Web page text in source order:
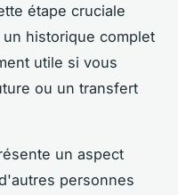
étape cruciale
historique complet
utile si vous
ou un transfert
un aspect
personnes